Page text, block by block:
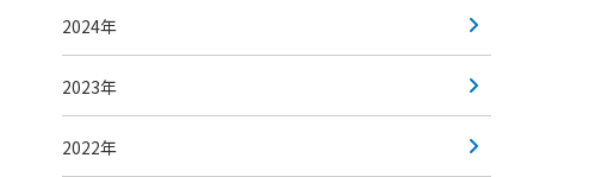
2024年
2023年
2022年